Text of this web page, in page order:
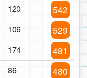
120 542
106 529
174 481
86 480